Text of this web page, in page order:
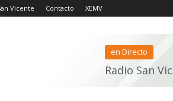
Vicente Contacto XEMV
en Directo
Radio San